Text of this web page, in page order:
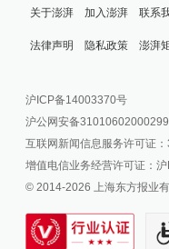
关于澎湃 加入澎湃 联系
法律声明 隐私政策 澎湃
澎湃新闻公众
澎湃新闻抖音
派生万物开
IP
SIXTH TONE
报料邮箱:
沪ICP备14003370号
沪公网安备
互联网新闻信息服务许可证
增值电信业务经营许可证：
© 2014-2026 上海东方报业